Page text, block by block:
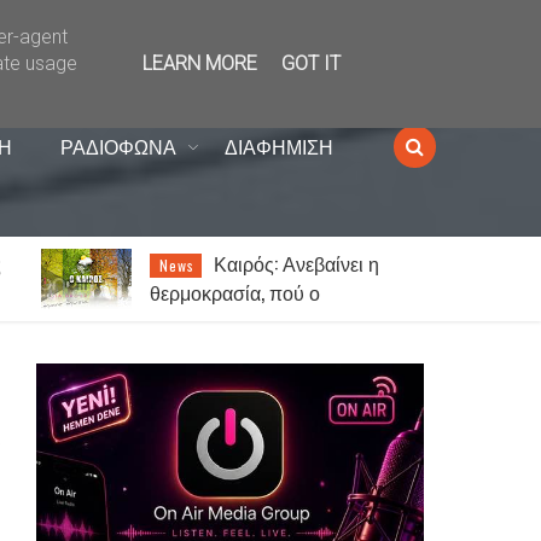
ΡΑΔΙΟΦΩΝΑ ΔΙΑΦΗΜΙΣΗ
Lifestyle
Πως λειτουργεί το
γυναικείο μυαλό σε σχέση με το
agent
usage
LEARN MORE GOT IT